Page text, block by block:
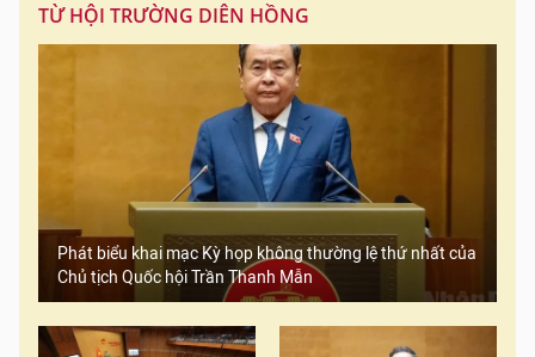
TỪ HỘI TRƯỜNG DIÊN HỒNG
Phát biểu khai mạc Kỳ họp không thường lệ thứ nhất của
Chủ tịch Quốc hội Trần Thanh Mẫn